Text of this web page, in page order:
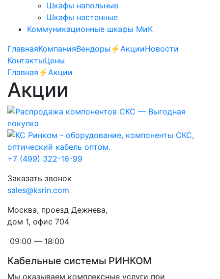
Шкафы напольные
Шкафы настенные
Коммуникационные шкафы МиК
ГлавнаяКомпанияВендоры ⚡️АкцииНовости
КонтактыЦены
Главная ⚡️Акции
Акции
+7 (499) 322-16-99
Заказать звонок
sales@ksrin.com
Москва, проезд Дежнева,
дом 1, офис 704
09:00 — 18:00
Кабельные системы РИНКОМ
Мы оказываем комплексные услуги при